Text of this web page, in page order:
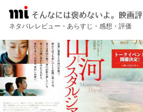
そんなには褒めないよ。映画評
ネタバレレビュー・あらすじ・感想・評価